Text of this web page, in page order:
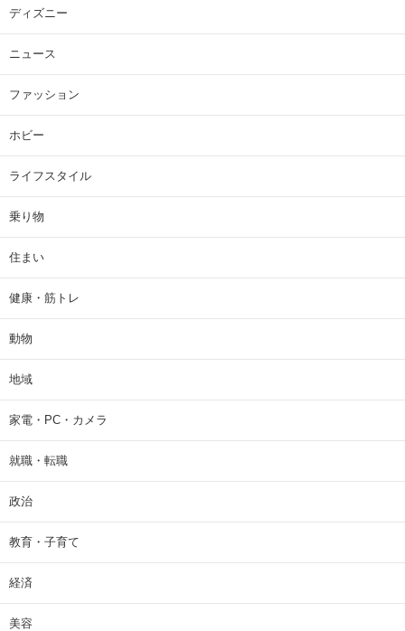
ディズニー
ニュース
ファッション
ホビー
ライフスタイル
乗り物
住まい
健康・筋トレ
動物
地域
家電・PC・カメラ
就職・転職
政治
教育・子育て
経済
美容